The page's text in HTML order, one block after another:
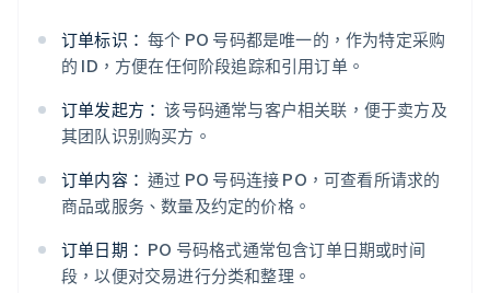
订单标识： 每个 PO 号码都是唯一的，作为特定采购
的 ID，方便在任何阶段追踪和引用订单。
订单发起方： 该号码通常与客户相关联，便于卖方及
其团队识别购买方。
订单内容： 通过 PO 号码连接 PO，可查看所请求的
商品或服务、数量及约定的价格。
订单日期： PO 号码格式通常包含订单日期或时间
段，以便对交易进行分类和整理。